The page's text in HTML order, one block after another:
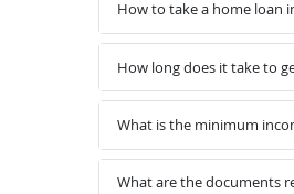
How to take a home loan
How long does it take to
What is the minimum
What are the documents